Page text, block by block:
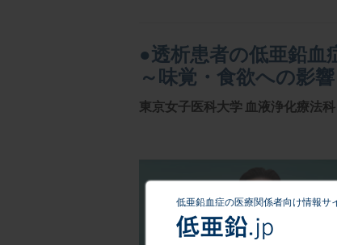
●透析患者の低亜鉛血
～味覚・食欲への影響
東京女子医科大学 血液浄化療法科
低亜鉛血症の医療関係者向け情報サ